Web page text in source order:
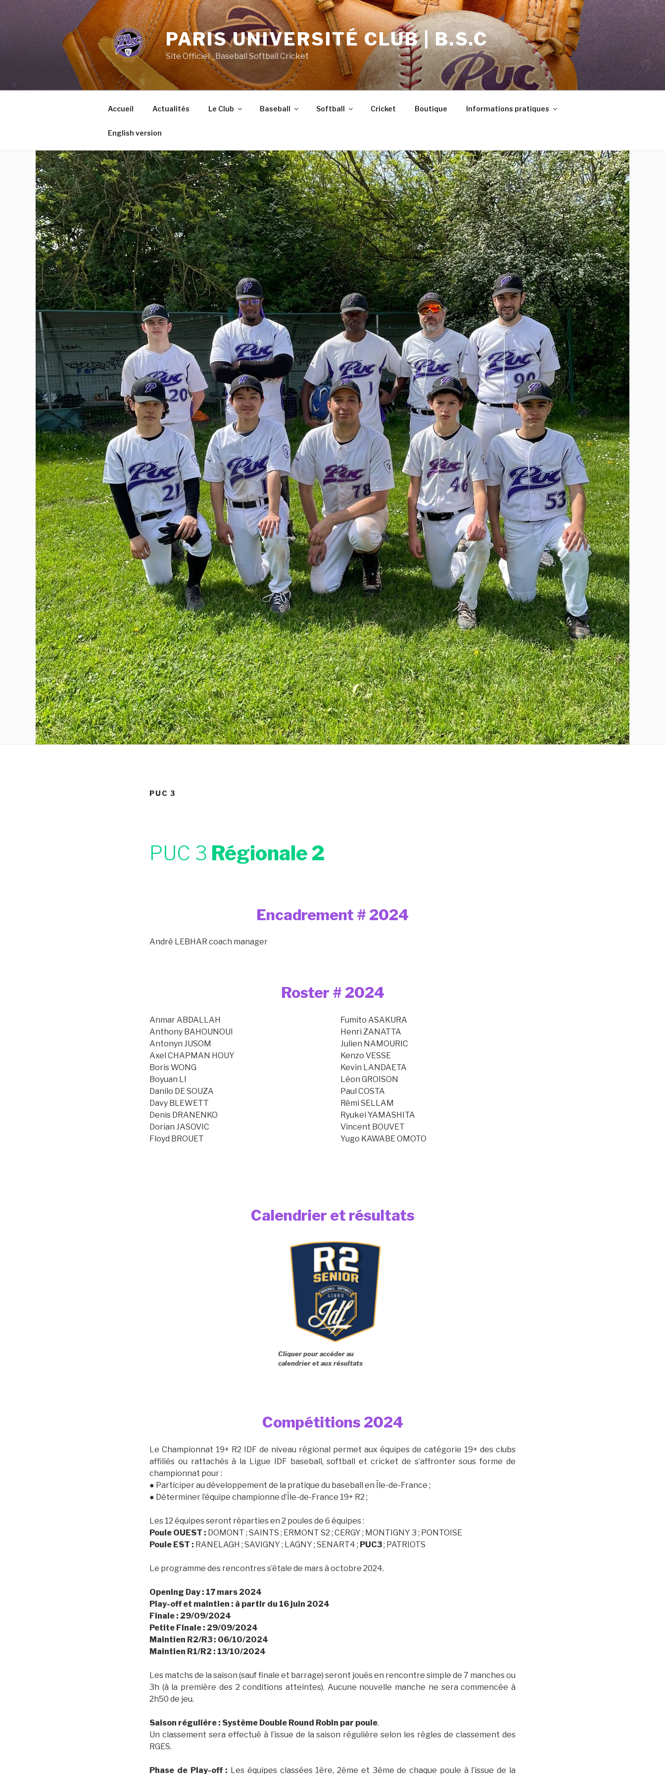
Aller
contenu
principal
PARIS UNIVERSITÉ CLUB | B.S.C
Site Officiel _Baseball Softball Cricket
Accueil Actualités Le Club Baseball Softball Cricket Boutique Informations pratiques
English version
PUC 3
PUC 3 Régionale 2
Encadrement # 2024
André LEBHAR coach manager
Roster # 2024
Anmar ABDALLAH
Anthony BAHOUNOUI
Antonyn JUSOM
Axel CHAPMAN HOUY
Boris WONG
Boyuan LI
Danilo DE SOUZA
Davy BLEWETT
Denis DRANENKO
Dorian JASOVIC
Floyd BROUET
Fumito ASAKURA
Henri ZANATTA
Julien NAMOURIC
Kenzo VESSE
Kevin LANDAETA
Léon GROISON
Paul COSTA
Rémi SELLAM
Ryukei YAMASHITA
Vincent BOUVET
Yugo KAWABE OMOTO
Calendrier et résultats
Cliquer pour accéder au
calendrier et aux résultats
Compétitions 2024
Le Championnat 19+ R2 IDF de niveau régional permet aux équipes de catégorie 19+ des clubs
affiliés ou rattachés à la Ligue IDF baseball, softball et cricket de s’affronter sous forme de
championnat pour :
● Participer au développement de la pratique du baseball en Île-de-France ;
● Déterminer l’équipe championne d’Île-de-France 19+ R2 ;
Les 12 équipes seront réparties en 2 poules de 6 équipes :
Poule OUEST : DOMONT ; SAINTS ; ERMONT S2 ; CERGY ; MONTIGNY 3 ; PONTOISE
Poule EST : RANELAGH ; SAVIGNY ; LAGNY ; SENART4 ; PUC3; PATRIOTS
Le programme des rencontres s’étale de mars à octobre 2024.
Opening Day : 17 mars 2024
Play-off et maintien : à partir du 16 juin 2024
Finale : 29/09/2024
Petite Finale : 29/09/2024
Maintien R2/R3 : 06/10/2024
Maintien R1/R2 : 13/10/2024
Les matchs de la saison (sauf finale et barrage) seront joués en rencontre simple de 7 manches ou
3h (à la première des 2 conditions atteintes). Aucune nouvelle manche ne sera commencée à
2h50 de jeu.
Saison régulière : Système Double Round Robin par poule.
Un classement sera effectué à l’issue de la saison régulière selon les règles de classement des
RGES.
Phase de Play-off : Les équipes classées 1ère, 2ème et 3ème de chaque poule à l’issue de la